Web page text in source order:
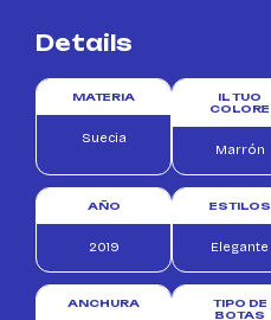
Details
MATERIA
Suecia
IL TUO
COLORE
Marrón
AÑO
2019
ESTILOS
Elegante
ANCHURA
TIPO DE
BOTAS